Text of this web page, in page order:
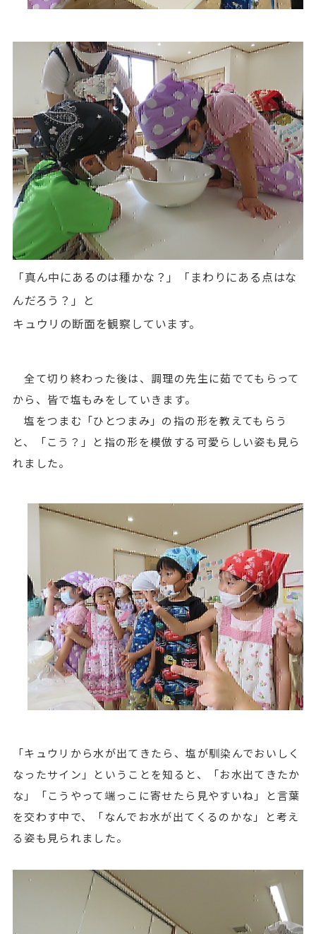
「真ん中にあるのは種かな？」「まわりにある点はな
んだろう？」と
キュウリの断面を観察しています。
全て切り終わった後は、調理の先生に茹でてもらって
から、皆で塩もみをしていきます。
塩をつまむ「ひとつまみ」の指の形を教えてもらう
と、「こう？」と指の形を模倣する可愛らしい姿も見ら
れました。
「キュウリから水が出てきたら、塩が馴染んでおいしく
なったサイン」ということを知ると、「お水出てきたか
な」「こうやって端っこに寄せたら見やすいね」と言葉
を交わす中で、「なんでお水が出てくるのかな」と考え
る姿も見られました。